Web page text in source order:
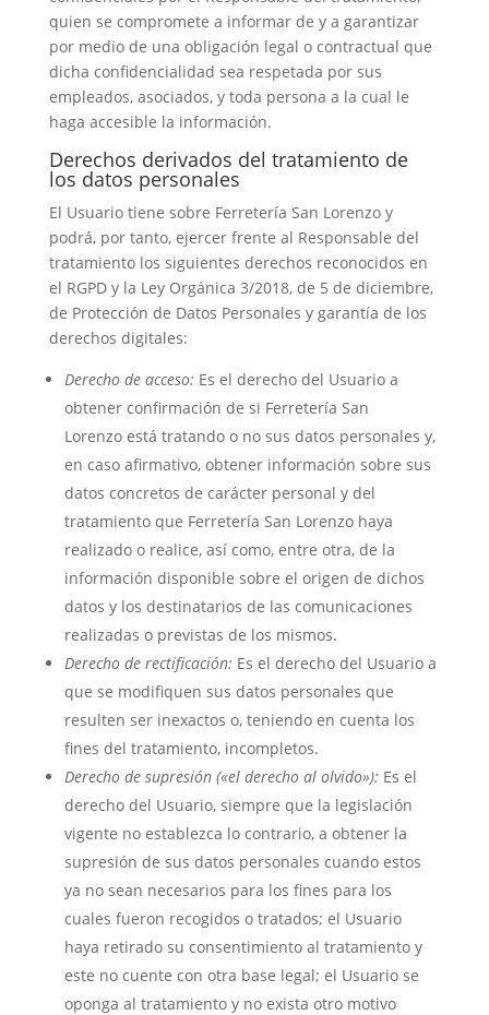
quien se compromete a informar de y a garantizar
por medio de una obligación legal o contractual que
dicha confidencialidad sea respetada por sus
empleados, asociados, y toda persona a la cual le
haga accesible la información.
Derechos derivados del tratamiento de
los datos personales
El Usuario tiene sobre Ferretería San Lorenzo y
podrá, por tanto, ejercer frente al Responsable del
tratamiento los siguientes derechos reconocidos en
el RGPD y la Ley Orgánica 3/2018, de 5 de diciembre,
de Protección de Datos Personales y garantía de los
derechos digitales:
Derecho de acceso: Es el derecho del Usuario a
obtener confirmación de si Ferretería San
Lorenzo está tratando o no sus datos personales y,
en caso afirmativo, obtener información sobre sus
datos concretos de carácter personal y del
tratamiento que Ferretería San Lorenzo haya
realizado o realice, así como, entre otra, de la
información disponible sobre el origen de dichos
datos y los destinatarios de las comunicaciones
realizadas o previstas de los mismos.
Derecho de rectificación: Es el derecho del Usuario a
que se modifiquen sus datos personales que
resulten ser inexactos o, teniendo en cuenta los
fines del tratamiento, incompletos.
Derecho de supresión («el derecho al olvido»): Es el
derecho del Usuario, siempre que la legislación
vigente no establezca lo contrario, a obtener la
supresión de sus datos personales cuando estos
ya no sean necesarios para los fines para los
cuales fueron recogidos o tratados; el Usuario
haya retirado su consentimiento al tratamiento y
este no cuente con otra base legal; el Usuario se
oponga al tratamiento y no exista otro motivo